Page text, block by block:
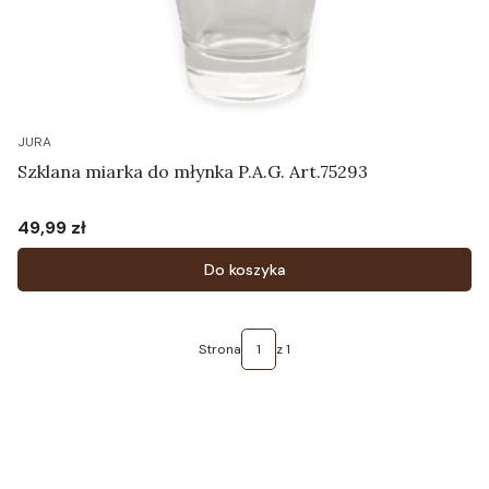
JURA
Szklana miarka do młynka P.A.G. Art.75293
Cena
49,99 zł
Do koszyka
Strona z 1